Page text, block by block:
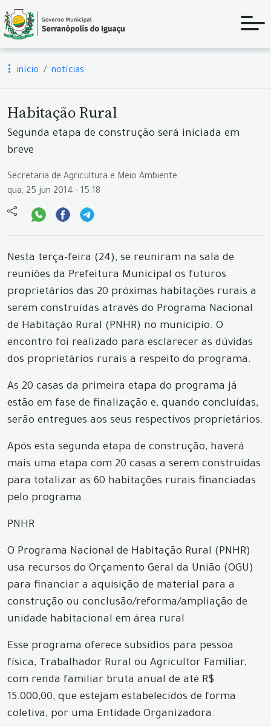
início notícias
Habitação Rural
Segunda etapa de construção será iniciada em
breve
Secretaria de Agricultura e Meio Ambiente
qua, 25 jun 2014 - 15:18
Nesta terça-feira (24), se reuniram na sala de
reuniões da Prefeitura Municipal os futuros
proprietários das 20 próximas habitações rurais a
serem construídas através do Programa Nacional
de Habitação Rural (PNHR) no município. O
encontro foi realizado para esclarecer as dúvidas
dos proprietários rurais a respeito do programa.
As 20 casas da primeira etapa do programa já
estão em fase de finalização e, quando concluídas,
serão entregues aos seus respectivos proprietários.
Após esta segunda etapa de construção, haverá
mais uma etapa com 20 casas a serem construídas
para totalizar as 60 habitações rurais financiadas
pelo programa.
PNHR
O Programa Nacional de Habitação Rural (PNHR)
usa recursos do Orçamento Geral da União (OGU)
para financiar a aquisição de material para a
construção ou conclusão/reforma/ampliação de
unidade habitacional em área rural.
Esse programa oferece subsídios para pessoa
física, Trabalhador Rural ou Agricultor Familiar,
com renda familiar bruta anual de até R$
15.000,00, que estejam estabelecidos de forma
coletiva, por uma Entidade Organizadora.